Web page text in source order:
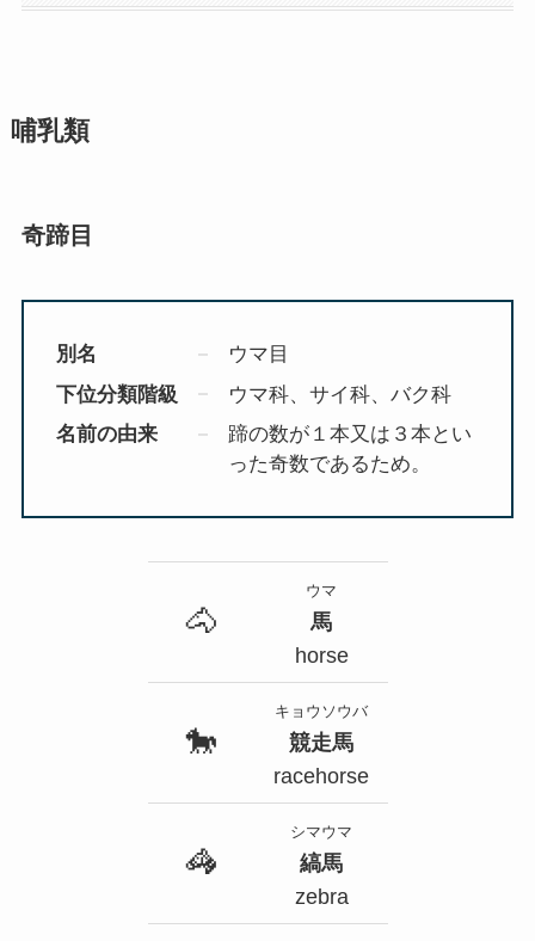
哺乳類
奇蹄目
別名
ウマ目
下位分類階級
ウマ科、サイ科、バク科
名前の由来
蹄の数が１本又は３本とい
った奇数であるため。
🐴
ウマ
馬
horse
🐎
キョウソウバ
競走馬
racehorse
🦓
シマウマ
縞馬
zebra